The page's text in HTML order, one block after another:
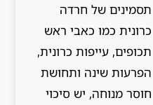
תסמינים של חרדה
כרונית כמו כאבי ראש
תכופים, עייפות כרונית,
הפרעות שינה ותחושת
חוסר מנוחה, יש סיכוי